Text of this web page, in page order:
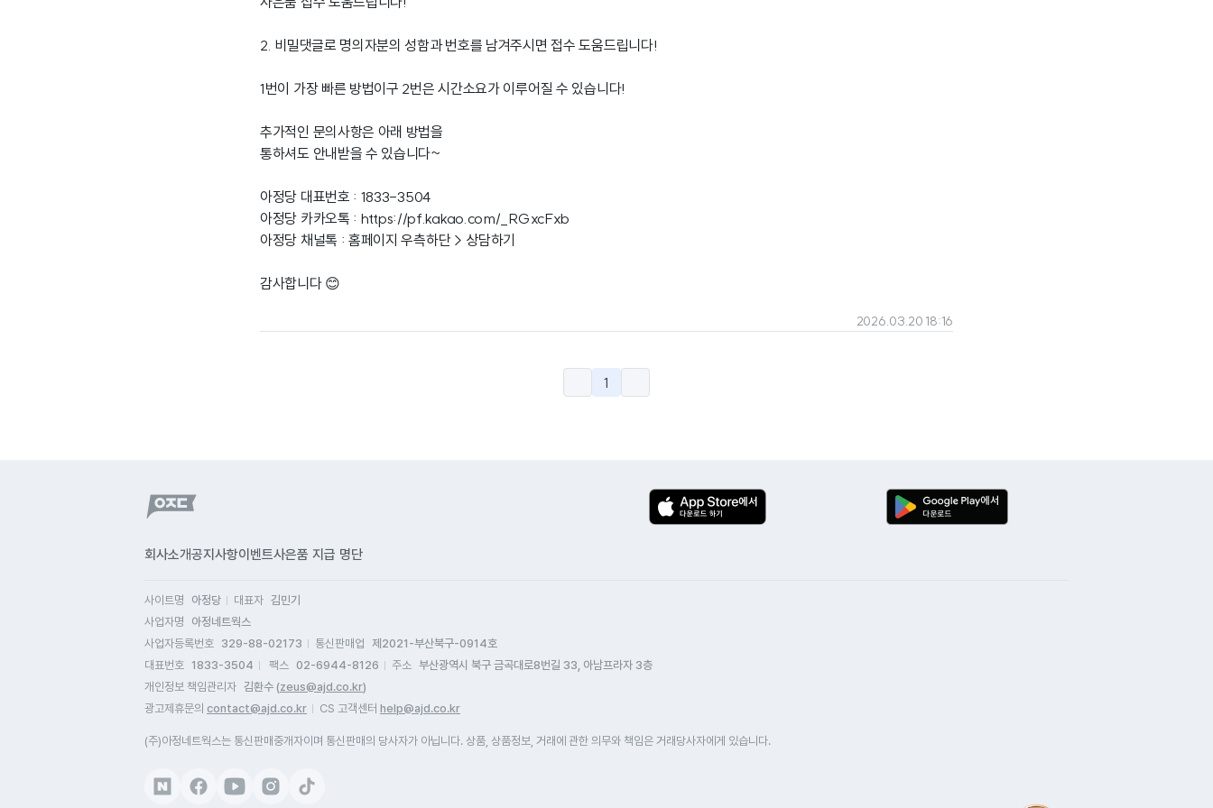
2. 비밀댓글로 명의자분의 성함과 번호를 남겨주시면 접수 도움드립니다!
1번이 가장 빠른 방법이구 2번은 시간소요가 이루어질 수 있습니다!
추가적인 문의사항은 아래 방법을
통하셔도 안내받을 수 있습니다~
아정당 대표번호 : 1833-3504
아정당 카카오톡 : https://pf.kakao.com/_RGxcFxb
아정당 채널톡 : 홈페이지 우측하단 > 상담하기
감사합니다 😊
2026.03.20 18:16
1
회사소개공지사항이벤트사은품 지급 명단
사이트명 아정당 대표자 김민기
사업자명
아정네트웍스
사업자등록번호 329-88-02173 통신판매업
제2021-부산북구-0914호
대표번호 1833-3504 팩스 02-6944-8126 주소 부산광역시 북구 금곡대로8번길 33, 아남프라자 3층
개인정보 책임관리자 김환수 (zeus@ajd.co.kr)
광고제휴문의 contact@ajd.co.kr CS 고객센터 help@ajd.co.kr
(주)아정네트웍스는 통신판매중개자이며 통신판매의 당사자가 아닙니다. 상품, 상품정보, 거래에 관한 의무와 책임은 거래당사자에게 있습니다.